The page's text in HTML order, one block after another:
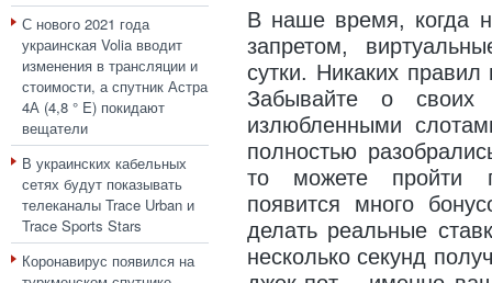
С нового 2021 года
украинская Volia вводит
изменения в трансляции и
стоимости, а спутник Астра
4А (4,8 ° E) покидают
вещатели
В украинских кабельных
сетях будут показывать
телеканалы Trace Urban и
Trace Sports Stars
Коронавирус появился на
В наше время, когда
запретом,
сутки. Никаких
Забывайте о своих
излюбленными
полностью
то можете пройти
появится много
делать реальные
несколько секунд